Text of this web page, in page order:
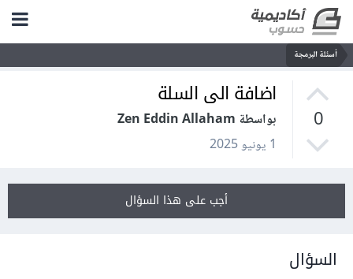
أسئلة البرمجة
0
اضافة الى السلة
بواسطة Zen Eddin Allaham
1 يونيو 2025
أجب على هذا السؤال
السؤال